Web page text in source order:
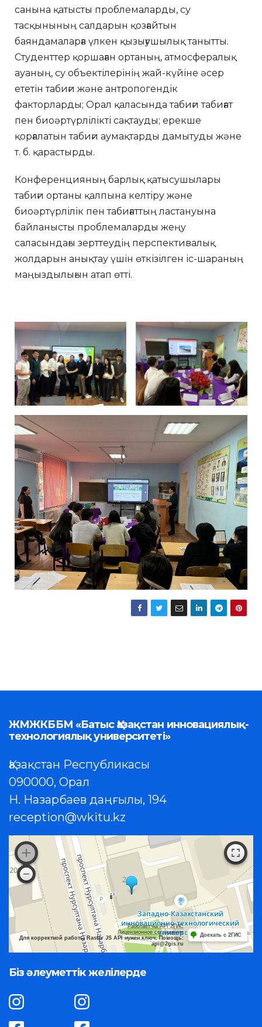
санына қатысты проблемаларды, су
тасқынының салдарын қозғайтын
баяндамаларға үлкен қызығушылық танытты.
Студенттер қоршаған ортаның, атмосфералық
ауаның, су объектілерінің жай-күйіне әсер
ететін табиғи және антропогендік
факторларды; Орал қаласында табиғи табиғат
пен биоәртүрлілікті сақтауды; ерекше
қорғалатын табиғи аумақтарды дамытуды және
т. б. қарастырды.
Конференцияның барлық қатысушылары
табиғи ортаны қалпына келтіру және
биоәртүрлілік пен табиғаттың ластануына
байланысты проблемаларды жеңу
саласындағы зерттеудің перспективалық
жолдарын анықтау үшін өткізілген іс-шараның
маңыздылығын атап өтті.
ЖМЖКББМ «Батыс Қазақстан инновациялық-
технологиялық университеті»
Қазақстан Республикасы
090000, Орал
Н. Назарбаев даңғылы, 194
reception@wkitu.kz
Работает на API 2ГИС
Лицензионное соглашение
Для корректной работы Raster JS API нужен ключ. Помощь:
api@2gis.ru
Доехать с 2ГИС
Біз әлеуметтік желілерде